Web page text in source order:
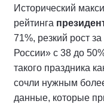
Исторический
рейтинга
71%, резкий рост
России» с 38 до
такого праздника
сочли нужным
данные, которые